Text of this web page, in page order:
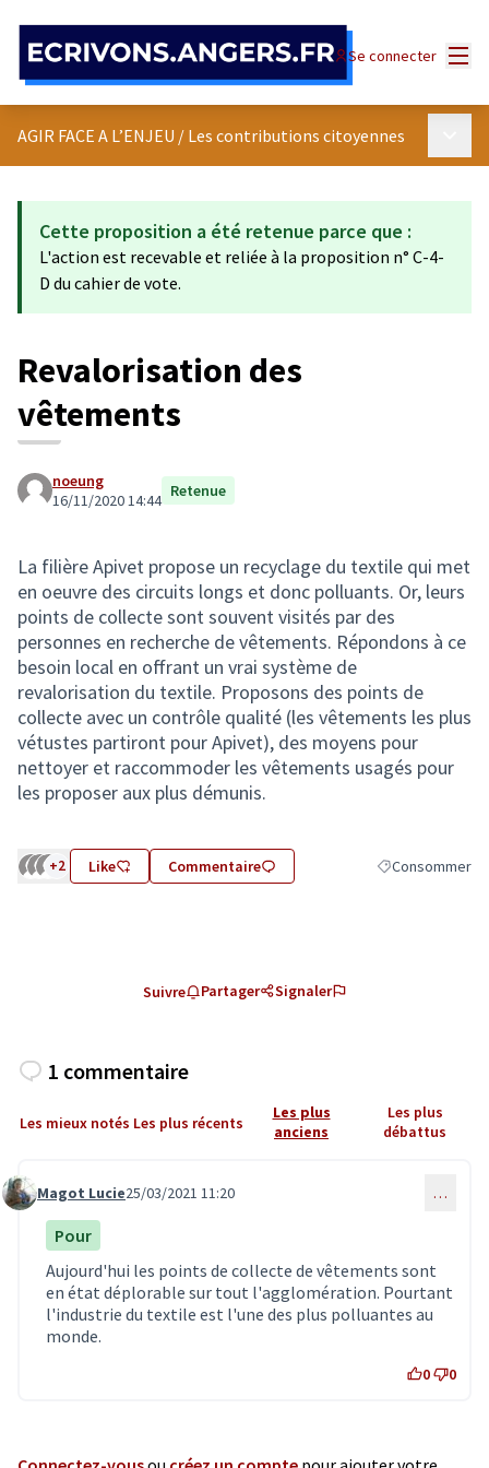
Se connecter
AGIR FACE A L’ENJEU / Les contributions citoyennes
Cette proposition a été retenue parce que :
L'action est recevable et reliée à la proposition n° C-4-
D du cahier de vote.
Revalorisation des
vêtements
noeung
16/11/2020 14:44 Retenue
La filière Apivet propose un recyclage du textile qui met
en oeuvre des circuits longs et donc polluants. Or, leurs
points de collecte sont souvent visités par des
personnes en recherche de vêtements. Répondons à ce
besoin local en offrant un vrai système de
revalorisation du textile. Proposons des points de
collecte avec un contrôle qualité (les vêtements les plus
vétustes partiront pour Apivet), des moyens pour
nettoyer et raccommoder les vêtements usagés pour
les proposer aux plus démunis.
+2 Like Commentaire Filtrer les
Consommer
Suivre Partager Signaler
1 commentaire
Les mieux notés Les plus récents
Les plus
anciens
Les plus
débattus
Commentaire 3051
Magot Lucie25/03/2021 11:20 …
Pour
Aujourd'hui les points de collecte de vêtements sont
en état déplorable sur tout l'agglomération. Pourtant
l'industrie du textile est l'une des plus polluantes au
monde.
0 0